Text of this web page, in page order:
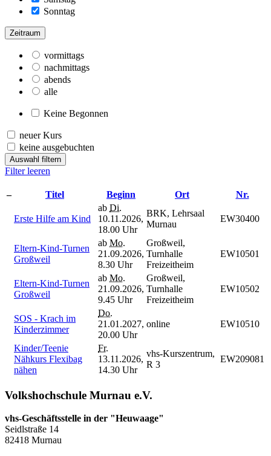
Sonntag
Zeitraum
vormittags
nachmittags
abends
alle
Keine Begonnen
neuer Kurs
keine ausgebuchten
Auswahl filtern
Filter leeren
– Titel Beginn Ort Nr.
Erste Hilfe am Kind
ab Di.
10.11.2026,
18.00 Uhr
BRK, Lehrsaal
Murnau
EW30400
Eltern-Kind-Turnen
Großweil
ab Mo.
21.09.2026,
8.30 Uhr
Großweil,
Turnhalle
Freizeitheim
EW10501
Eltern-Kind-Turnen
Großweil
ab Mo.
21.09.2026,
9.45 Uhr
Großweil,
Turnhalle
Freizeitheim
EW10502
SOS - Krach im
Kinderzimmer
Do.
21.01.2027,
20.00 Uhr
online EW10510
Kinder/Teenie
Nähkurs Flexibag
nähen
Fr.
13.11.2026,
14.30 Uhr
vhs-Kurszentrum,
R 3
EW209081
Volkshochschule Murnau e.V.
vhs-Geschäftsstelle in der "Heuwaage"
Seidlstraße 14
82418 Murnau